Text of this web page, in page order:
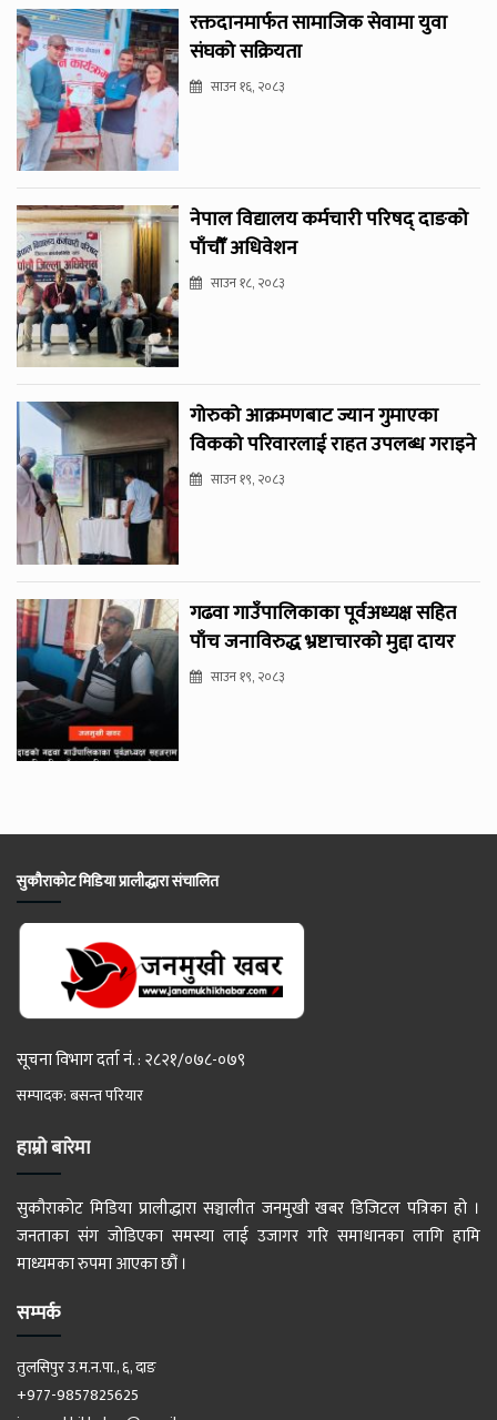
रक्तदानमार्फत सामाजिक सेवामा युवा
संघको सक्रियता
साउन १६, २०८३
नेपाल विद्यालय कर्मचारी परिषद् दाङको
पाँचौँ अधिवेशन
साउन १८, २०८३
गोरुको आक्रमणबाट ज्यान गुमाएका
विकको परिवारलाई राहत उपलब्ध गराइने
साउन १९, २०८३
गढवा गाउँपालिकाका पूर्वअध्यक्ष सहित
पाँच जनाविरुद्ध भ्रष्टाचारको मुद्दा दायर
साउन १९, २०८३
सुकौराकोट मिडिया प्रालीद्धारा संचालित
सूचना विभाग दर्ता नं. : २८२१/०७८-०७९
सम्पादक: बसन्त परियार
हाम्रो बारेमा
सुकौराकोट मिडिया प्रालीद्धारा सञ्चालीत जनमुखी खबर डिजिटल पत्रिका हो ।
जनताका संग जोडिएका समस्या लाई उजागर गरि समाधानका लागि हामि
माध्यमका रुपमा आएका छौं ।
सम्पर्क
तुलसिपुर उ.म.न.पा., ६, दाङ
+977-9857825625